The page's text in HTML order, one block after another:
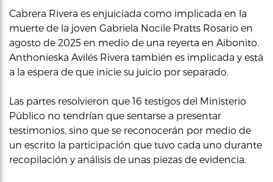
Cabrera Rivera es enjuiciada como implicada en la
muerte de la joven Gabriela Nocile Pratts Rosario en
agosto de 2025 en medio de una reyerta en Aibonito.
Anthonieska Avilés Rivera también es implicada y está
a la espera de que inicie su juicio por separado.
Las partes resolvieron que 16 testigos del Ministerio
Público no tendrían que sentarse a presentar
testimonios, sino que se reconocerán por medio de
un escrito la participación que tuvo cada uno durante
recopilación y análisis de unas piezas de evidencia.